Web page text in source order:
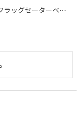
ラッグセーターベア
クルー丈 レディー